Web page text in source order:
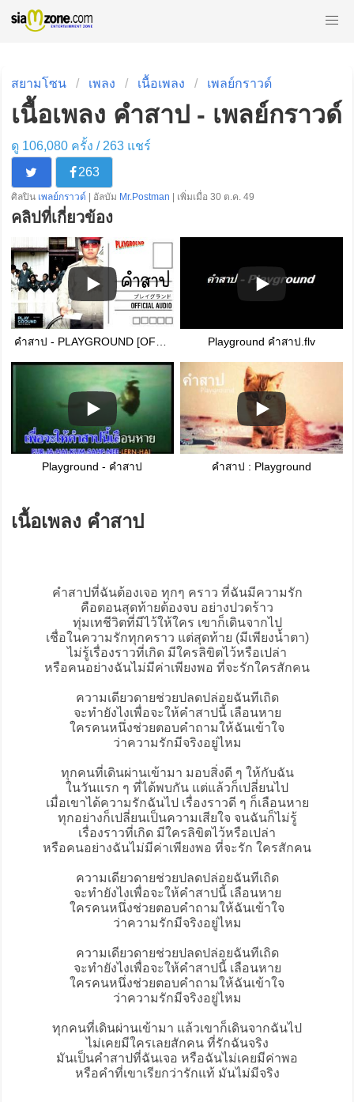
สยามโซน เพลง เนื้อเพลง เพลย์กราวด์
เนื้อเพลง คำสาป - เพลย์กราวด์
ดู 106,080 ครั้ง / 263แชร์
263
ศิลปิน เพลย์กราวด์ | อัลบัม Mr.Postman | เพิ่มเมื่อ 30 ต.ค. 49
คลิปที่เกี่ยวข้อง
คำสาป - PLAYGROUND [OFFICIAL AUDIO] Playground คำสาป.flv
Playground - คำสาป คำสาป : Playground
เนื้อเพลง คำสาป
คำสาปที่ฉันต้องเจอ ทุกๆ คราว ที่ฉันมีความรัก
คือตอนสุดท้ายต้องจบ อย่างปวดร้าว
ทุ่มเทชีวิตที่มีไว้ให้ใคร เขาก็เดินจากไป
เชื่อในความรักทุกคราว แต่สุดท้าย (มีเพียงน้ำตา)
ไม่รู้เรื่องราวที่เกิด มีใครลิขิตไว้หรือเปล่า
หรือคนอย่างฉันไม่มีค่าเพียงพอ ที่จะรักใครสักคน
ความเดียวดายช่วยปลดปล่อยฉันทีเถิด
จะทำยังไงเพื่อจะให้คำสาปนี้ เลือนหาย
ใครคนหนึ่งช่วยตอบคำถามให้ฉันเข้าใจ
ว่าความรักมีจริงอยู่ไหม
ทุกคนที่เดินผ่านเข้ามา มอบสิ่งดี ๆ ให้กับฉัน
ในวันแรก ๆ ที่ได้พบกัน แต่แล้วก็เปลี่ยนไป
เมื่อเขาได้ความรักฉันไป เรื่องราวดี ๆ ก็เลือนหาย
ทุกอย่างก็เปลี่ยนเป็นความเสียใจ จนฉันก็ไม่รู้
เรื่องราวที่เกิด มีใครลิขิตไว้หรือเปล่า
หรือคนอย่างฉันไม่มีค่าเพียงพอ ที่จะรัก ใครสักคน
ความเดียวดายช่วยปลดปล่อยฉันทีเถิด
จะทำยังไงเพื่อจะให้คำสาปนี้ เลือนหาย
ใครคนหนึ่งช่วยตอบคำถามให้ฉันเข้าใจ
ว่าความรักมีจริงอยู่ไหม
ความเดียวดายช่วยปลดปล่อยฉันทีเถิด
จะทำยังไงเพื่อจะให้คำสาปนี้ เลือนหาย
ใครคนหนึ่งช่วยตอบคำถามให้ฉันเข้าใจ
ว่าความรักมีจริงอยู่ไหม
ทุกคนที่เดินผ่านเข้ามา แล้วเขาก็เดินจากฉันไป
ไม่เคยมีใครเลยสักคน ที่รักฉันจริง
มันเป็นคำสาปที่ฉันเจอ หรือฉันไม่เคยมีค่าพอ
หรือคำที่เขาเรียกว่ารักแท้ มันไม่มีจริง